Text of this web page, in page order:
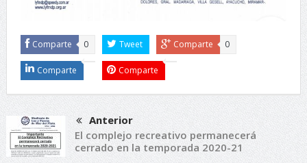
Comparte 0 Tweet Comparte 0
Comparte Comparte
Anterior
El complejo recreativo permanecerá
cerrado en la temporada 2020-21